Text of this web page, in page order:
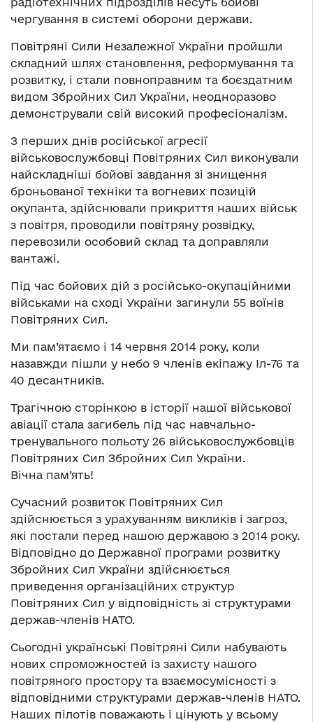
чергування в системі оборони держави.
Повітряні Сили Незалежної України пройшли
складний шлях становлення, реформування та
розвитку, і стали повноправним та боєздатним
видом Збройних Сил України, неодноразово
демонстрували свій високий професіоналізм.
З перших днів російської агресії
військовослужбовці Повітряних Сил виконували
найскладніші бойові завдання зі знищення
броньованої техніки та вогневих позицій
окупанта, здійснювали прикриття наших військ
з повітря, проводили повітряну розвідку,
перевозили особовий склад та доправляли
вантажі.
Під час бойових дій з російсько-окупаційними
військами на сході України загинули 55 воїнів
Повітряних Сил.
Ми пам’ятаємо і 14 червня 2014 року, коли
назавжди пішли у небо 9 членів екіпажу Іл-76 та
40 десантників.
Трагічною сторінкою в історії нашої військової
авіації стала загибель під час навчально-
тренувального польоту 26 військовослужбовців
Повітряних Сил Збройних Сил України.
Вічна пам’ять!
Сучасний розвиток Повітряних Сил
здійснюється з урахуванням викликів і загроз,
які постали перед нашою державою з 2014 року.
Відповідно до Державної програми розвитку
Збройних Сил України здійснюється
приведення організаційних структур
Повітряних Сил у відповідність зі структурами
держав-членів НАТО.
Сьогодні українські Повітряні Сили набувають
нових спроможностей із захисту нашого
повітряного простору та взаємосумісності з
відповідними структурами держав-членів НАТО.
Наших пілотів поважають і цінують у всьому